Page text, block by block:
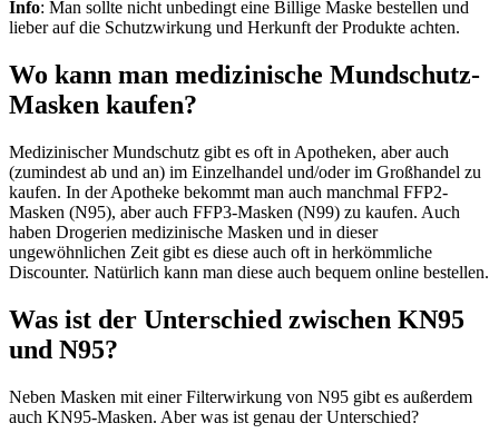
Info: Man sollte nicht unbedingt eine Billige Maske bestellen und
lieber auf die Schutzwirkung und Herkunft der Produkte achten.
Wo kann man medizinische Mundschutz-
Masken kaufen?
Medizinischer Mundschutz gibt es oft in Apotheken, aber auch
(zumindest ab und an) im Einzelhandel und/oder im Großhandel zu
kaufen. In der Apotheke bekommt man auch manchmal FFP2-
Masken (N95), aber auch FFP3-Masken (N99) zu kaufen. Auch
haben Drogerien medizinische Masken und in dieser
ungewöhnlichen Zeit gibt es diese auch oft in herkömmliche
Discounter. Natürlich kann man diese auch bequem online bestellen.
Was ist der Unterschied zwischen KN95
und N95?
Neben Masken mit einer Filterwirkung von N95 gibt es außerdem
auch KN95-Masken. Aber was ist genau der Unterschied?